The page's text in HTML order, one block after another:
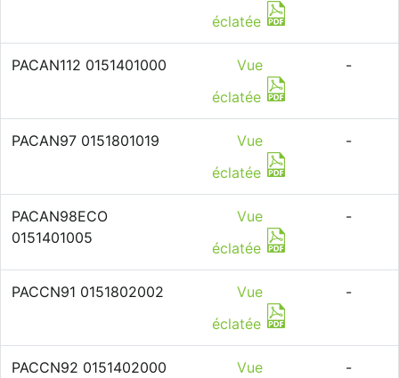
éclatée
PACAN112 0151401000
Vue
éclatée
-
PACAN97 0151801019
Vue
éclatée
-
PACAN98ECO
0151401005
Vue
éclatée
-
PACCN91 0151802002
Vue
éclatée
-
PACCN92 0151402000
Vue
-